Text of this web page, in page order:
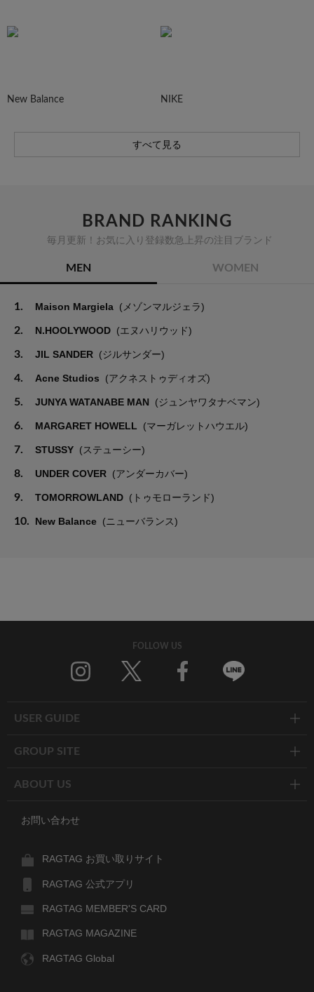
New Balance NIKE
すべて見る
BRAND RANKING
毎月更新！お気に入り登録数急上昇の注目ブランド
MEN WOMEN
1. Maison Margiela (メゾンマルジェラ)
2. N.HOOLYWOOD (エヌハリウッド)
3. JIL SANDER (ジルサンダー)
4. Acne Studios (アクネストゥディオズ)
5. JUNYA WATANABE MAN (ジュンヤワタナベマン)
6. MARGARET HOWELL (マーガレットハウエル)
7. STUSSY (ステューシー)
8. UNDER COVER (アンダーカバー)
9. TOMORROWLAND (トゥモローランド)
10. New Balance (ニューバランス)
FOLLOW US
USER GUIDE
GROUP SITE
ABOUT US
お問い合わせ
RAGTAG お買い取りサイト
RAGTAG 公式アプリ
RAGTAG MEMBER'S CARD
RAGTAG MAGAZINE
RAGTAG Global